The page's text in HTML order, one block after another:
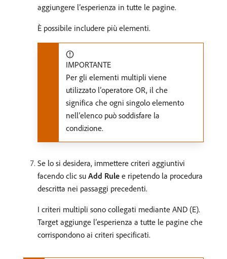
aggiungere l’esperienza in tutte le pagine.
È possibile includere più elementi.
IMPORTANTE
Per gli elementi multipli viene
utilizzato l’operatore OR, il che
significa che ogni singolo elemento
nell’elenco può soddisfare la
condizione.
Se lo si desidera, immettere criteri aggiuntivi
facendo clic su Add Rule e ripetendo la procedura
descritta nei passaggi precedenti.
I criteri multipli sono collegati mediante AND (E).
Target aggiunge l’esperienza a tutte le pagine che
corrispondono ai criteri specificati.